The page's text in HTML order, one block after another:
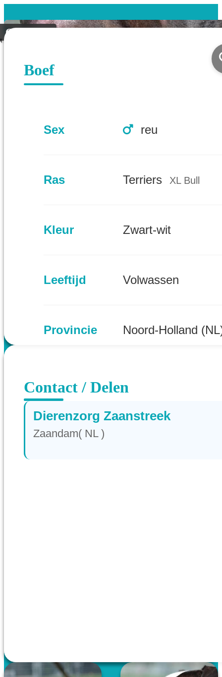
Gevonden
Boef
Sex reu
Ras Terriers XL Bull
Kleur Zwart-wit
Leeftijd Volwassen
Provincie Noord-Holland
Contact / Delen
Dierenzorg Zaanstreek
Zaandam( NL )